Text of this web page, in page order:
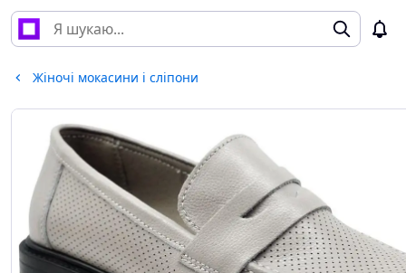
Жіночі мокасини і сліпони